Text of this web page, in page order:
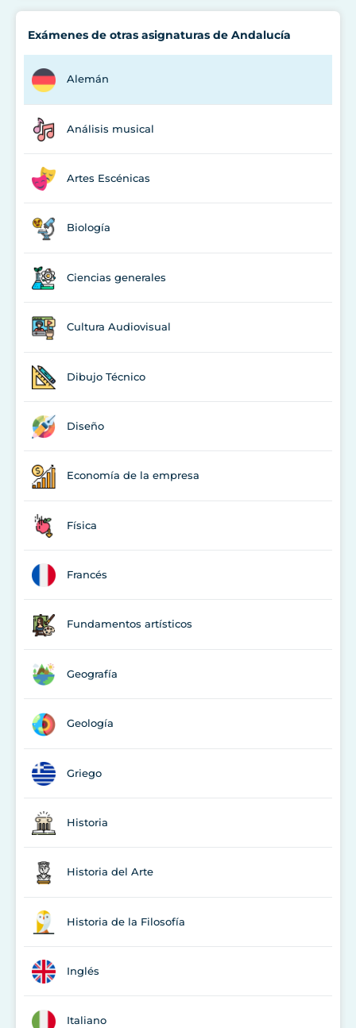
Exámenes de otras asignaturas de Andalucía
Alemán
Análisis musical
Artes Escénicas
Biología
Ciencias generales
Cultura Audiovisual
Dibujo Técnico
Diseño
Economía de la empresa
Física
Francés
Fundamentos artísticos
Geografía
Geología
Griego
Historia
Historia del Arte
Historia de la Filosofía
Inglés
Italiano